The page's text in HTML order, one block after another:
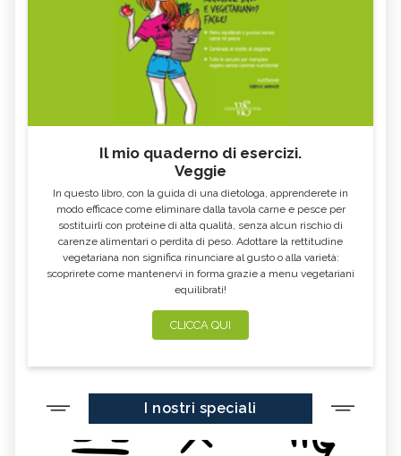
Il mio quaderno di esercizi.
Veggie
In questo libro, con la guida di una dietologa, apprenderete in
modo efficace come eliminare dalla tavola carne e pesce per
sostituirli con proteine di alta qualità, senza alcun rischio di
carenze alimentari o perdita di peso. Adottare la rettitudine
vegetariana non significa rinunciare al gusto o alla varietà:
scoprirete come mantenervi in forma grazie a menu vegetariani
equilibrati!
CLICCA QUI
I nostri speciali